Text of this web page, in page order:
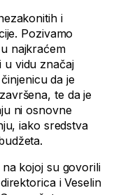
i
Pozivamo
najkraćem
u vidu značaj
da je
te da je
ni osnovne
iako sredstva
kojoj su govorili
i Veselin